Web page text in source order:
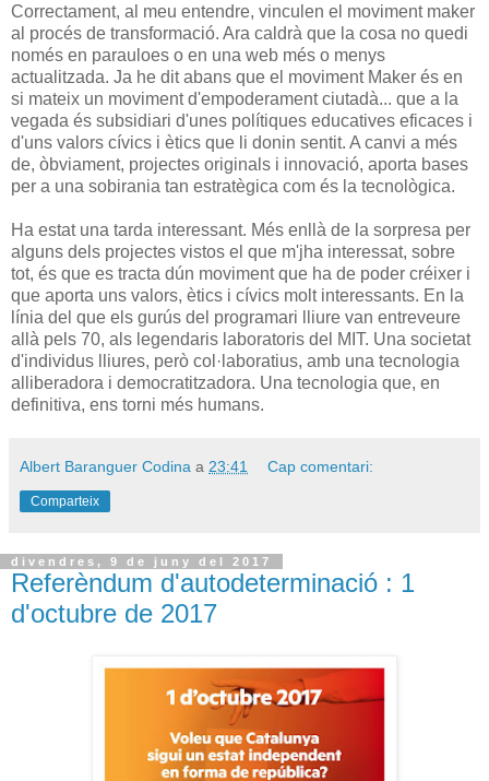
Correctament, al meu entendre, vinculen el moviment maker
al procés de transformació. Ara caldrà que la cosa no quedi
només en parauloes o en una web més o menys
actualitzada. Ja he dit abans que el moviment Maker és en
si mateix un moviment d'empoderament ciutadà... que a la
vegada és subsidiari d'unes polítiques educatives eficaces i
d'uns valors cívics i ètics que li donin sentit. A canvi a més
de, òbviament, projectes originals i innovació, aporta bases
per a una sobirania tan estratègica com és la tecnològica.
Ha estat una tarda interessant. Més enllà de la sorpresa per
alguns dels projectes vistos el que m'jha interessat, sobre
tot, és que es tracta dún moviment que ha de poder créixer i
que aporta uns valors, ètics i cívics molt interessants. En la
línia del que els gurús del programari lliure van entreveure
allà pels 70, als legendaris laboratoris del MIT. Una societat
d'individus lliures, però col·laboratius, amb una tecnologia
alliberadora i democratitzadora. Una tecnologia que, en
definitiva, ens torni més humans.
Albert Baranguer Codina a 23:41 Cap comentari:
Comparteix
divendres, 9 de juny del 2017
Referèndum d'autodeterminació : 1
d'octubre de 2017